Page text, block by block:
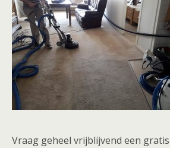
Vraag geheel vrijblijvend een gratis